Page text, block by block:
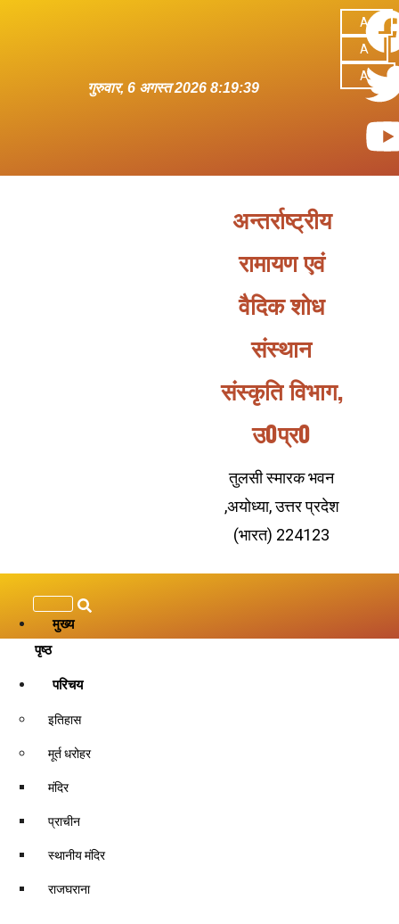
गुरुवार, 6 अगस्त 2026 8:19:39
A-
A
A+
अन्तर्राष्ट्रीय
रामायण एवं
वैदिक शोध
संस्थान
संस्कृति विभाग,
उ0प्र0
तुलसी स्मारक भवन
,अयोध्या, उत्तर प्रदेश
(भारत) 224123
मुख्य
पृष्ठ
परिचय
इतिहास
मूर्त धरोहर
मंदिर
प्राचीन
स्थानीय मंदिर
राजघराना